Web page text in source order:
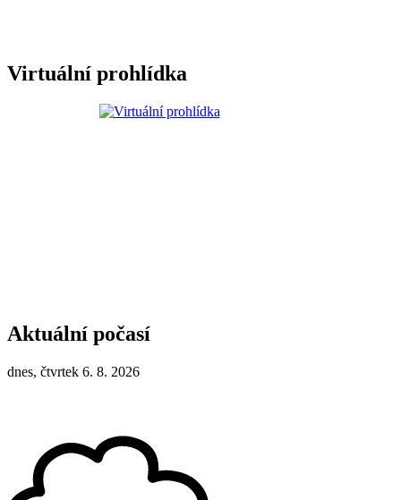
Virtuální prohlídka
Aktuální počasí
dnes, čtvrtek 6. 8. 2026